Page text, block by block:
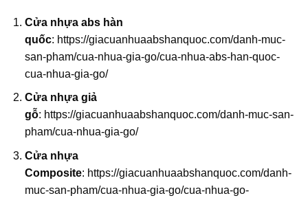
Cửa nhựa abs hàn
quốc: https://giacuanhuaabshanquoc.com/danh-muc-
san-pham/cua-nhua-gia-go/cua-nhua-abs-han-quoc-
cua-nhua-gia-go/
Cửa nhựa giả
gỗ: https://giacuanhuaabshanquoc.com/danh-muc-san-
pham/cua-nhua-gia-go/
Cửa nhựa
Composite: https://giacuanhuaabshanquoc.com/danh-
muc-san-pham/cua-nhua-gia-go/cua-nhua-go-